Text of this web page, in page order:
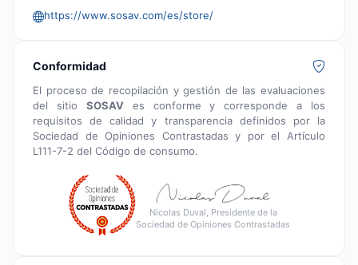
https://www.sosav.com/es/store/
Conformidad
El proceso de recopilación y gestión de las evaluaciones
del sitio SOSAV es conforme y corresponde a los
requisitos de calidad y transparencia definidos por la
Sociedad de Opiniones Contrastadas y por el Artículo
L111-7-2 del Código de consumo.
Nicolas Duval, Presidente de la
Sociedad de Opiniones Contrastadas